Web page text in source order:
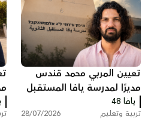
تعيين المربي محمد قندس
مديرًا لمدرسة يافا المستقبل
الثانوية
يافا 48
تربية وتعليم 28/07/2026